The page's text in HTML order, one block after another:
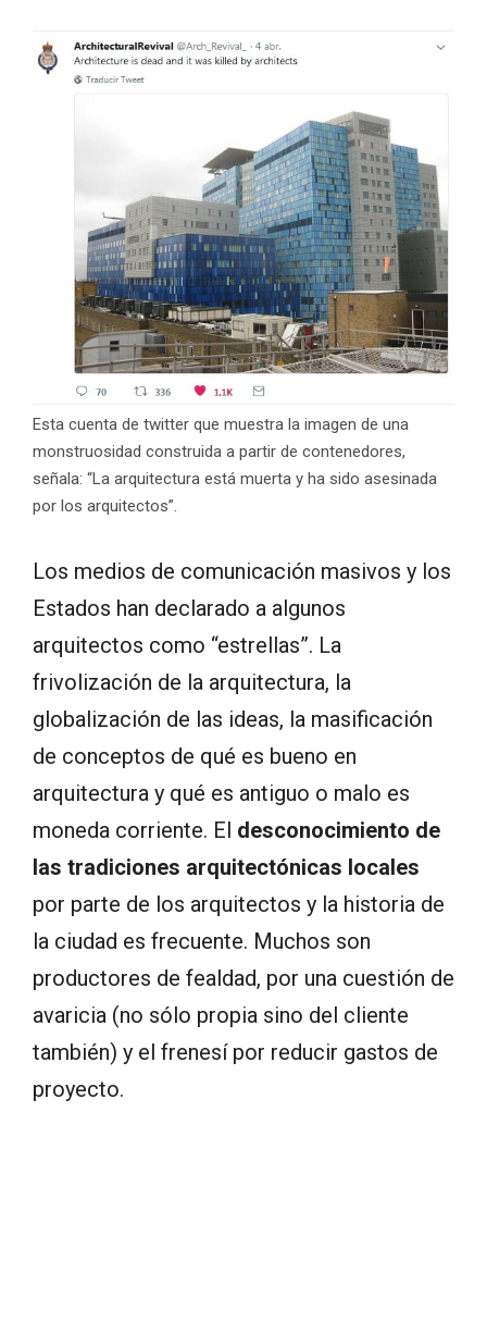
Esta cuenta de twitter que muestra la imagen de una
monstruosidad construida a partir de contenedores,
señala: “La arquitectura está muerta y ha sido asesinada
por los arquitectos”.
Los medios de comunicación masivos y los
Estados han declarado a algunos
arquitectos como “estrellas”. La
frivolización de la arquitectura, la
globalización de las ideas, la masificación
de conceptos de qué es bueno en
arquitectura y qué es antiguo o malo es
moneda corriente. El desconocimiento de
las tradiciones arquitectónicas locales
por parte de los arquitectos y la historia de
la ciudad es frecuente. Muchos son
productores de fealdad, por una cuestión de
avaricia (no sólo propia sino del cliente
también) y el frenesí por reducir gastos de
proyecto.